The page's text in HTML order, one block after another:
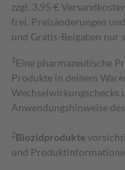
zzgl. 3,95 €
frei. Preisänderungen
und Gratis-Beigaben nur
1 Eine pharmazeutische
Produkte in deinem
Wechselwirkungschecks
Anwendungshinweise
2Biozidprodukte
und